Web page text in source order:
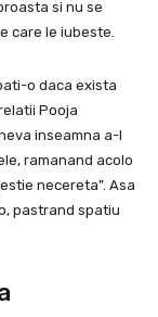
si nu se
care le iubeste.
o daca exista
Pooja
inseamna a-l
ramanand acolo
necereta”. Asa
pastrand spatiu